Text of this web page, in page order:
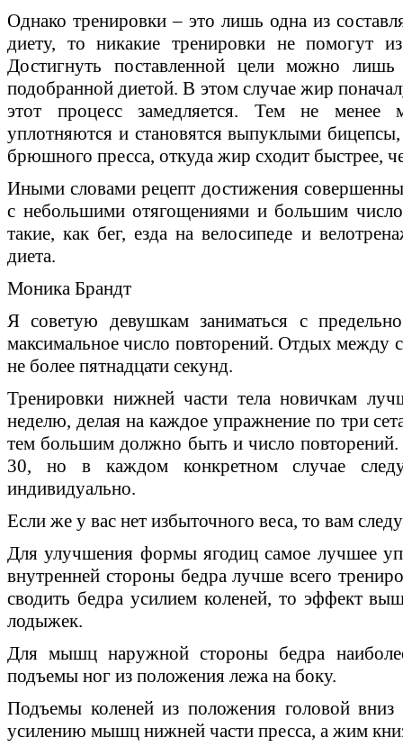
Однако тренировки – это лишь одна из
диету, то никакие тренировки не помогут
Достигнуть поставленной цели можно лишь
подобранной диетой. В этом случае жир
этот процесс замедляется. Тем не менее
уплотняются и становятся выпуклыми бицепсы,
брюшного пресса, откуда жир сходит быстрее,
Иными словами рецепт достижения
с небольшими отягощениями и большим
такие, как бег, езда на велосипеде и
диета.
Моника Брандт
Я советую девушкам заниматься с
максимальное число повторений. Отдых
не более пятнадцати секунд.
Тренировки нижней части тела новичкам
неделю, делая на каждое упражнение по три
тем большим должно быть и число
30, но в каждом конкретном случае
индивидуально.
Если же у вас нет избыточного веса, то вам
Для улучшения формы ягодиц самое лучшее
внутренней стороны бедра лучше всего
сводить бедра усилием коленей, то эффект
лодыжек.
Для мышц наружной стороны бедра
подъемы ног из положения лежа на боку.
Подъемы коленей из положения головой вниз
усилению мышц нижней части пресса, а жим